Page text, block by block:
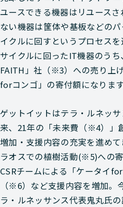
ユースできる機器はリユース
ない機器は筐体や基板などの
イクルに回すというプロセス
サイクルに回ったIT機器のうち
FAITH」社（※3）への売り上
forコンゴ」の寄付額になります
ゲットイットはテラ・ルネッ
来、21年の「未来費（※4）」
増加・支援内容の充実を進め
ラオスでの植樹活動(※5)への
CSRチームによる「ケータイ
（※6）など支援内容を増加。
ラ・ルネッサンス代表鬼丸氏